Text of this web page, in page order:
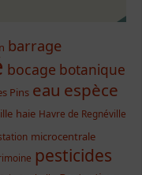
barrage
bocage botanique
Pins eau espèce
haie Havre de Regnéville
microcentrale
pesticides